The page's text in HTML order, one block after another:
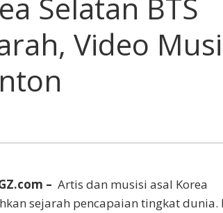
Selatan BTS
Video
– Artis dan musisi asal Korea
sejarah pencapaian tingkat dunia.